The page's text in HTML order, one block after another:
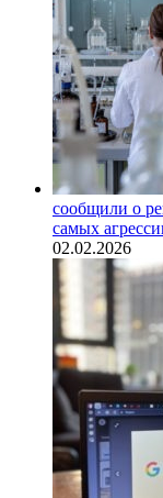
сообщили о
самых
02.02.2026